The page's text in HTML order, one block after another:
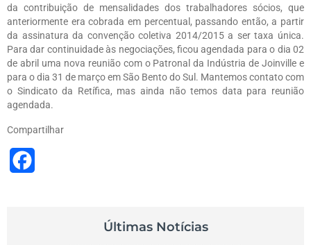
da contribuição de mensalidades dos trabalhadores sócios, que
anteriormente era cobrada em percentual, passando então, a partir
da assinatura da convenção coletiva 2014/2015 a ser taxa única.
Para dar continuidade às negociações, ficou agendada para o dia 02
de abril uma nova reunião com o Patronal da Indústria de Joinville e
para o dia 31 de março em São Bento do Sul. Mantemos contato com
o Sindicato da Retífica, mas ainda não temos data para reunião
agendada.
Compartilhar
Últimas Notícias